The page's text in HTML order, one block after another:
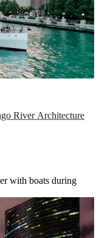
River Architecture
with boats during